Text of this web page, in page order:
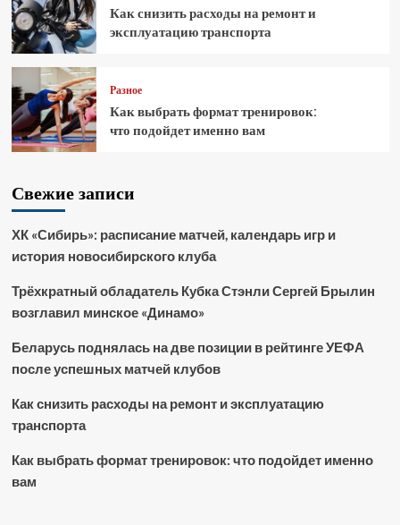
Как снизить расходы на ремонт и
эксплуатацию транспорта
Разное
Как выбрать формат тренировок:
что подойдет именно вам
Свежие записи
ХК «Сибирь»: расписание матчей, календарь игр и
история новосибирского клуба
Трёхкратный обладатель Кубка Стэнли Сергей Брылин
возглавил минское «Динамо»
Беларусь поднялась на две позиции в рейтинге УЕФА
после успешных матчей клубов
Как снизить расходы на ремонт и эксплуатацию
транспорта
Как выбрать формат тренировок: что подойдет именно
вам